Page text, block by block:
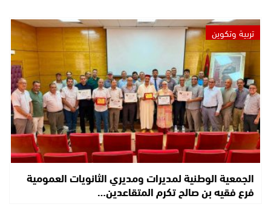
تربية وتكوين
الجمعية الوطنية لمديرات ومديري الثانويات العمومية
فرع فقيه بن صالح تكرم المتقاعدين…